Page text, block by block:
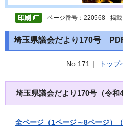
ページ番号：220568 掲
埼玉県議会だより170号
No.171｜ トップ
埼玉県議会だより170号（令和
全ページ（1ページ～8ページ）